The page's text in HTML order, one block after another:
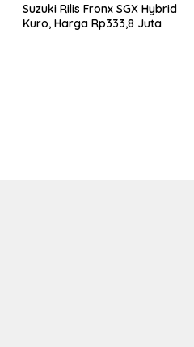
Suzuki Rilis Fronx SGX Hybrid
Kuro, Harga Rp333,8 Juta